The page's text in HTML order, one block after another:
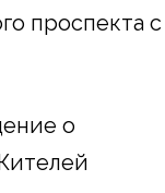
проспекта с
о